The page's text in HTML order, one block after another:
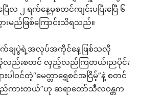
လ ၂ ရက်နေ့မှစတင်ကျင်းပပြီးဧပြီ ၆
မည်ဖြစ်ကြောင်းသိရသည်။
စက်ချပွဲရဲ့အလုပ်အကိုင်နေ့ဖြစ်သလို
ပွဲကိုလည်းစတင် လှည့်လည်ကြတယ်၊ညပိုင်း
ပါဝင်တဲ့“မေတ္တာရွှေစင်အငြိမ့်”နဲ့ စတင်
ားတယ်”ဟု ဆရာတော်သီလဝန္တက